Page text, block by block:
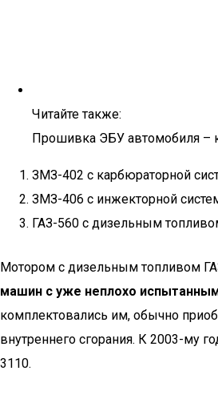
Читайте также:
Прошивка ЭБУ автомобиля –
ЗМЗ-402 с карбюраторной
ЗМЗ-406 с инжекторной
ГАЗ-560 с дизельным
Мотором с дизельным топливом
машин с уже неплохо
комплектовались им, обычно
внутреннего сгорания. К 2003-му
3110.